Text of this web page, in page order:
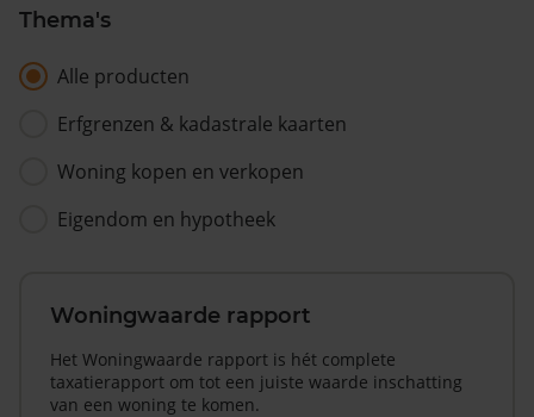
Thema's
Alle producten
Erfgrenzen & kadastrale kaarten
Woning kopen en verkopen
Eigendom en hypotheek
Woningwaarde rapport
Het Woningwaarde rapport is hét complete
taxatierapport om tot een juiste waarde inschatting
van een woning te komen.